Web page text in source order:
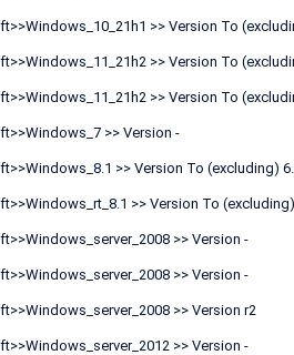
>> Version To
>> Version To
>> Version To
>> Version -
>> Version To (excluding)
>> Version To
>> Version -
>> Version -
>> Version r2
>> Version -